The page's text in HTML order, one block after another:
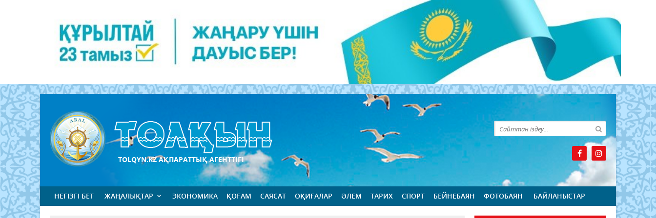
TOLQYN.KZ АҚПАРАТТЫҚ АГЕНТТІГІ
НЕГІЗГІ БЕТ ЖАҢАЛЫҚТАР ЭКОНОМИКА ҚОҒАМ САЯСАТ ОҚИҒАЛАР ӘЛЕМ ТАРИХ СПОРТ БЕЙНЕБАЯН ФОТОБАЯН БАЙЛАНЫСТАР